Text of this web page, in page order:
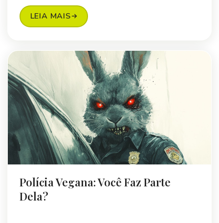
LEIA MAIS
Polícia Vegana: Você Faz Parte
Dela?